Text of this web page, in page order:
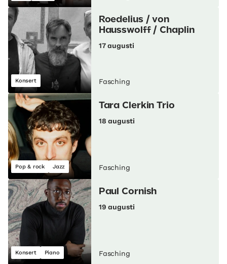
Konsert
Roedelius / von
Hausswolff / Chaplin
17 augusti
Fasching
Pop & rock Jazz
Tara Clerkin Trio
18 augusti
Fasching
Konsert Piano
Paul Cornish
19 augusti
Fasching